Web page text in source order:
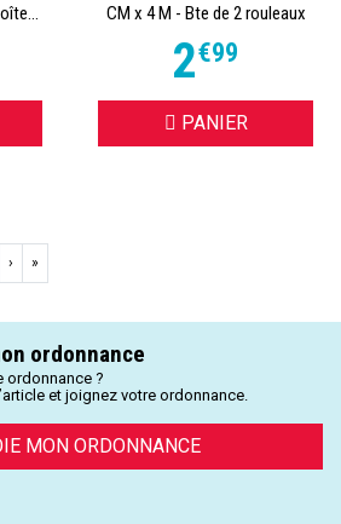
CM x 4 M - Bte de 2 rouleaux
2€99
PANIER
› »
ordonnance
ordonnance ?
et joignez votre ordonnance.
MON ORDONNANCE